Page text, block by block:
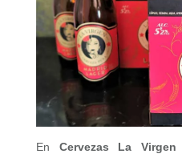
En Cervezas La Virgen